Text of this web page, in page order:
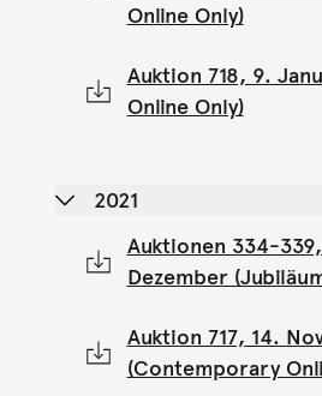
Online Only)
Auktion 718, 9.
Online Only)
2021
Auktionen 334-
Dezember
Auktion 717, 14.
(Contemporary